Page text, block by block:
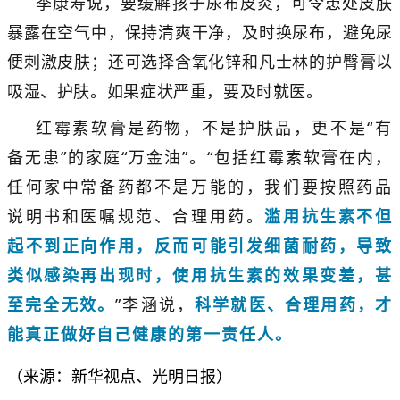
暴露在空气中，保持清爽干净，及时换尿布，避免尿
便刺激皮肤；还可选择含氧化锌和凡士林的护臀膏以
吸湿、护肤。如果症状严重，要及时就医。
红霉素软膏是药物，不是护肤品，更不是“有
备无患”的家庭“万金油”。“包括红霉素软膏在内，
任何家中常备药都不是万能的，我们要按照药品
说明书和医嘱规范、合理用药。滥用抗生素不但
起不到正向作用，反而可能引发细菌耐药，导致
类似感染再出现时，使用抗生素的效果变差，甚
至完全无效。”李涵说，科学就医、合理用药，才
能真正做好自己健康的第一责任人。
（来源：新华视点、光明日报）